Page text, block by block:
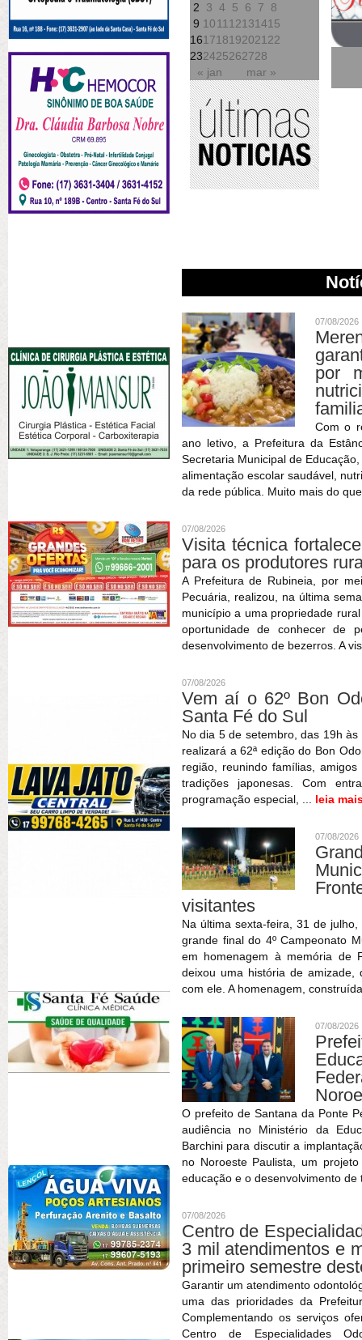
« jan mar »
2
3 4 5 6 7
8
9 1011 12131415
161718192021 22
232425262728
07/08/2026
por
Com o
ano letivo, a Prefeitura da
Secretaria Municipal de
alimentação escolar saudável,
da rede pública. Muito mais do
07/08/2026
Visita técnica
para os produtores
A Prefeitura de Rubineia, por
Pecuária, realizou, na última
município a uma propriedade
oportunidade de conhecer de
desenvolvimento de bezerros. A
07/08/2026
Vem aí o 62º Bon
Santa Fé do Sul
No dia 5 de setembro, das 19h
realizará a 62ª edição do Bon
região, reunindo famílias,
tradições japonesas. Com
programação especial, ... leia
07/08/2026
visitantes
Na última sexta-feira, 31 de
grande final do 4º Campeonato
em homenagem à memória de
deixou uma história de
com ele. A homenagem,
07/08/2026
O prefeito de Santana da Ponte
audiência no Ministério da
Barchini para discutir a
no Noroeste Paulista, um
educação e o desenvolvimento
07/08/2026
Centro de
3 mil atendimentos e
primeiro semestre
Garantir um atendimento
uma das prioridades da
Complementando os serviços
Centro de Especialidades